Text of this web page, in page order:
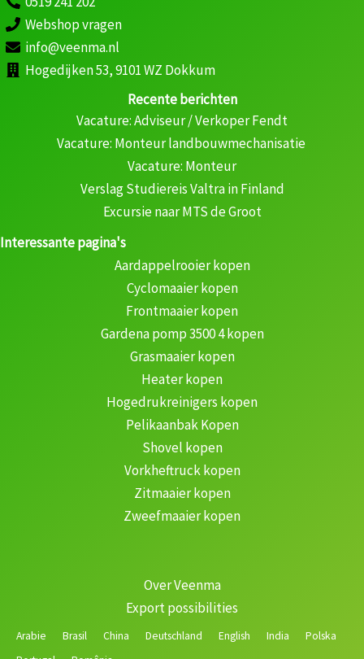
Webshop vragen
info@veenma.nl
Hogedijken 53, 9101 WZ Dokkum
Recente berichten
Vacature: Adviseur / Verkoper Fendt
Vacature: Monteur landbouwmechanisatie
Vacature: Monteur
Verslag Studiereis Valtra in Finland
Excursie naar MTS de Groot
Interessante pagina's
Aardappelrooier kopen
Cyclomaaier kopen
Frontmaaier kopen
Gardena pomp 3500 4 kopen
Grasmaaier kopen
Heater kopen
Hogedrukreinigers kopen
Pelikaanbak Kopen
Shovel kopen
Vorkheftruck kopen
Zitmaaier kopen
Zweefmaaier kopen
Over Veenma
Export possibilities
Arabie Brasil China Deutschland English India
Polska